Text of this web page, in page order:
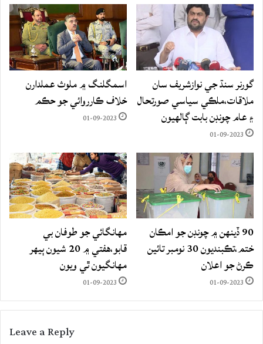
گورنر سنڌ جي نوازشريف سان
ملاقات،ملڪي سياسي صورتحال
۽ عام چونڊن بابت ڳالهيون
01-09-2023
اسمگلنگ ۾ ملوث عملدارن
خلاف ڪارروائي جو حڪم
01-09-2023
90 ڏينهن ۾ چونڊن جو امڪان
ختم،تڪبنديون 30 نومبر تائين
ڪرڻ جو اعلان
01-09-2023
مهانگائي جو طوفان بي
قابو،هفتي ۾ 20 شيون ٻيهر
مهانگيون ٿي ويون
01-09-2023
Leave a Reply